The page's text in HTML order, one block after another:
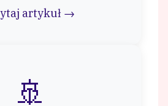
artykuł →
🚢